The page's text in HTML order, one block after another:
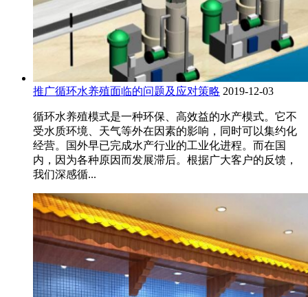
推广循环水养殖面临的问题及应对策略 2019-12-03
循环水养殖模式是一种环保、高效益的水产模式。它不
受水质环境、天气等外在因素的影响，同时可以集约化
经营。国外早已完成水产行业的工业化进程。而在国
内，因为各种原因而发展滞后。根据广大客户的反馈，
我们深感循...